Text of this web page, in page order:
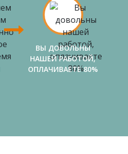
ВЫ ДОВОЛЬНЫ
НАШЕЙ РАБОТОЙ,
ОПЛАЧИВАЕТЕ 80%